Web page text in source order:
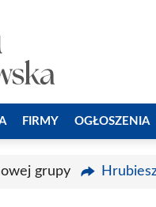
FIRMY OGŁOSZENIA
grupy